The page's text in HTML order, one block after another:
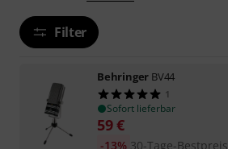
Filter
Behringer BV44
1
Sofort lieferbar
59€
30-Tage-Bestpreis
-13%